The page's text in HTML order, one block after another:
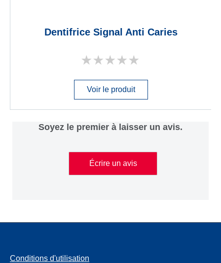
Dentifrice Signal Anti Caries
Aucune
soumise
pour
ce
Voir le produit
Soyez le premier à laisser un avis.
Écrire un avis
Conditions d'utilisation